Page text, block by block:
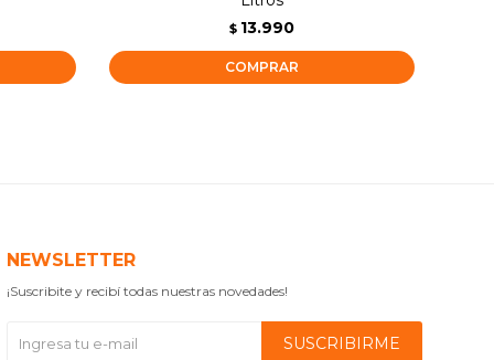
$ 13.990
NEWSLETTER
¡Suscribite y recibí todas nuestras novedades!
SUSCRIBIRME